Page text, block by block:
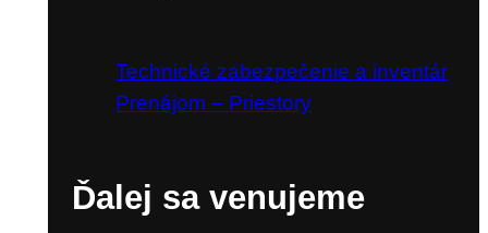
Technické zabezpečenie a inventár
Prenájom – Priestory
Ďalej sa venujeme